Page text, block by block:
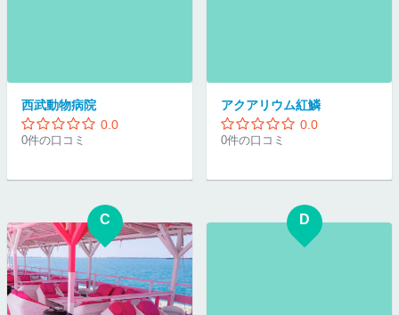
西武動物病院
0.0
0件の口コミ
アクアリウム紅鱗
0.0
0件の口コミ
C D